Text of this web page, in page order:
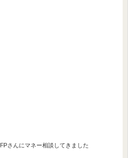
FPさんにマネー相談してきました